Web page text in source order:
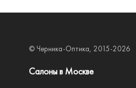
© Черника-Оптика, 2015-2026
Салоны в Москве